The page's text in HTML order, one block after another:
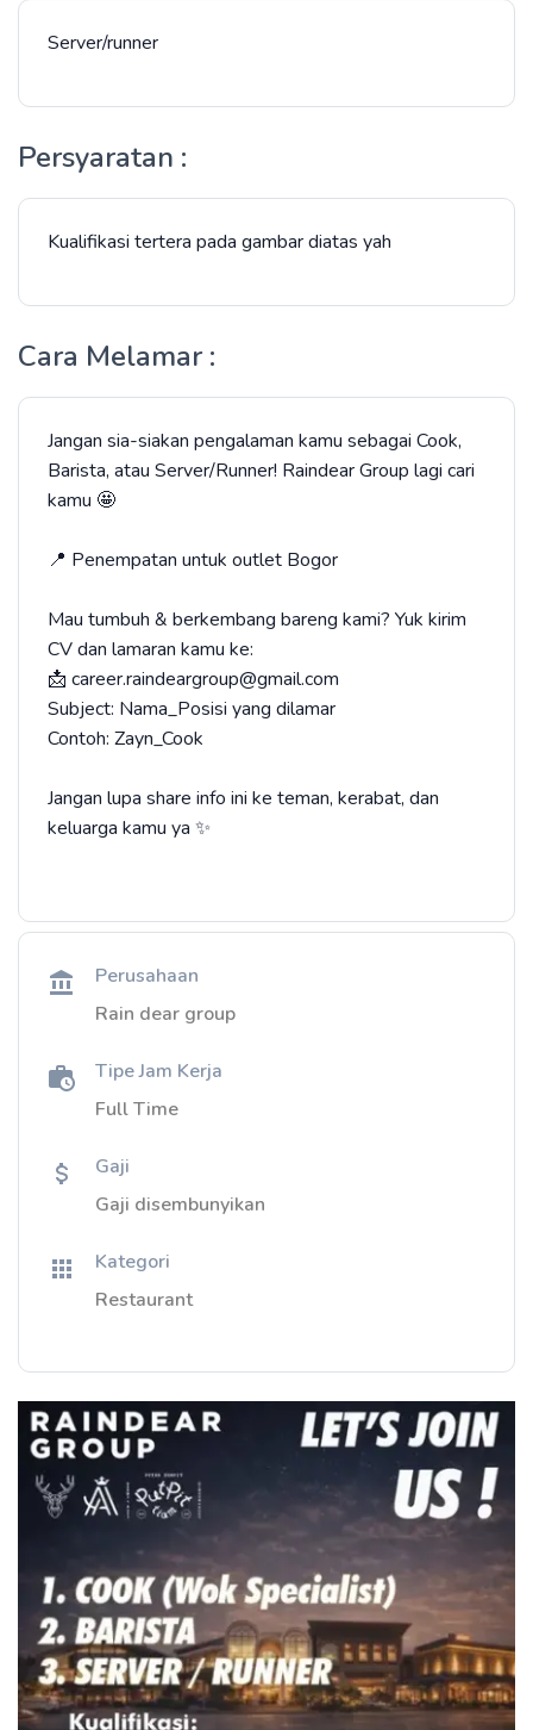
Server/runner
Persyaratan :
Kualifikasi tertera pada gambar diatas yah
Cara Melamar :
Jangan sia-siakan pengalaman kamu sebagai Cook,
Barista, atau Server/Runner! Raindear Group lagi cari
kamu 🤩
📍 Penempatan untuk outlet Bogor
Mau tumbuh & berkembang bareng kami? Yuk kirim
CV dan lamaran kamu ke:
📩 career.raindeargroup@gmail.com
Subject: Nama_Posisi yang dilamar
Contoh: Zayn_Cook
Jangan lupa share info ini ke teman, kerabat, dan
keluarga kamu ya ✨
Perusahaan
Rain dear group
Tipe Jam Kerja
Full Time
Gaji
Gaji disembunyikan
Kategori
Restaurant